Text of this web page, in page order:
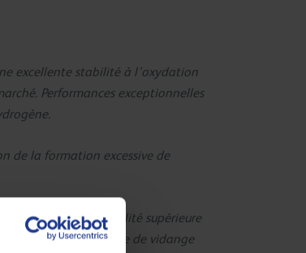
excellente stabilité à l’oxydation
Performances exceptionnelles
de la formation excessive de
hydrocraqués de qualité supérieure
par un intervalle de vidange